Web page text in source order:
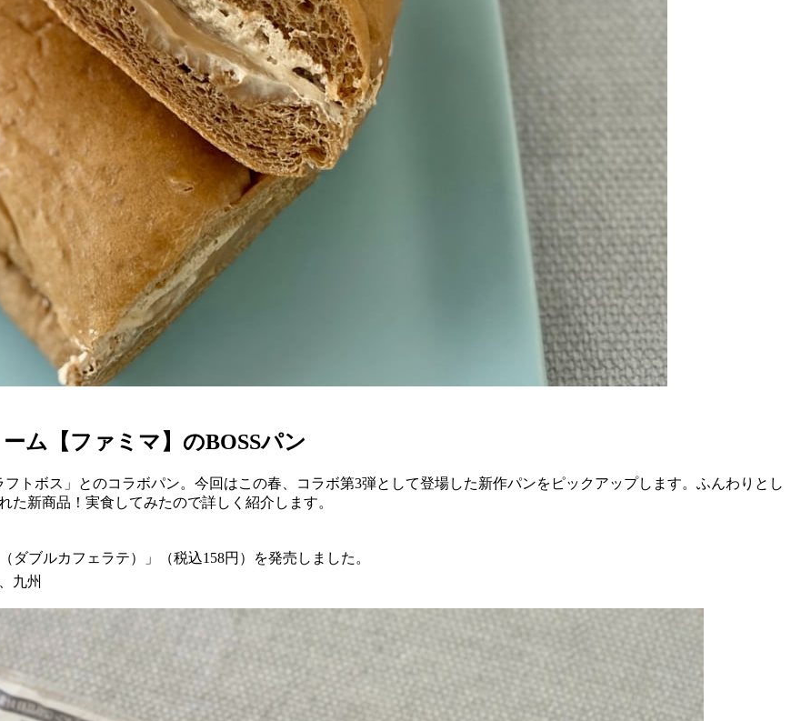
ム【ファミマ】のBOSSパン
トボス」とのコラボパン。今回はこの春、コラボ第3弾として登場した新作パンをピックアップします。ふんわりとし
新商品！実食してみたので詳しく紹介します。
ダブルカフェラテ）」（税込158円）を発売しました。
九州